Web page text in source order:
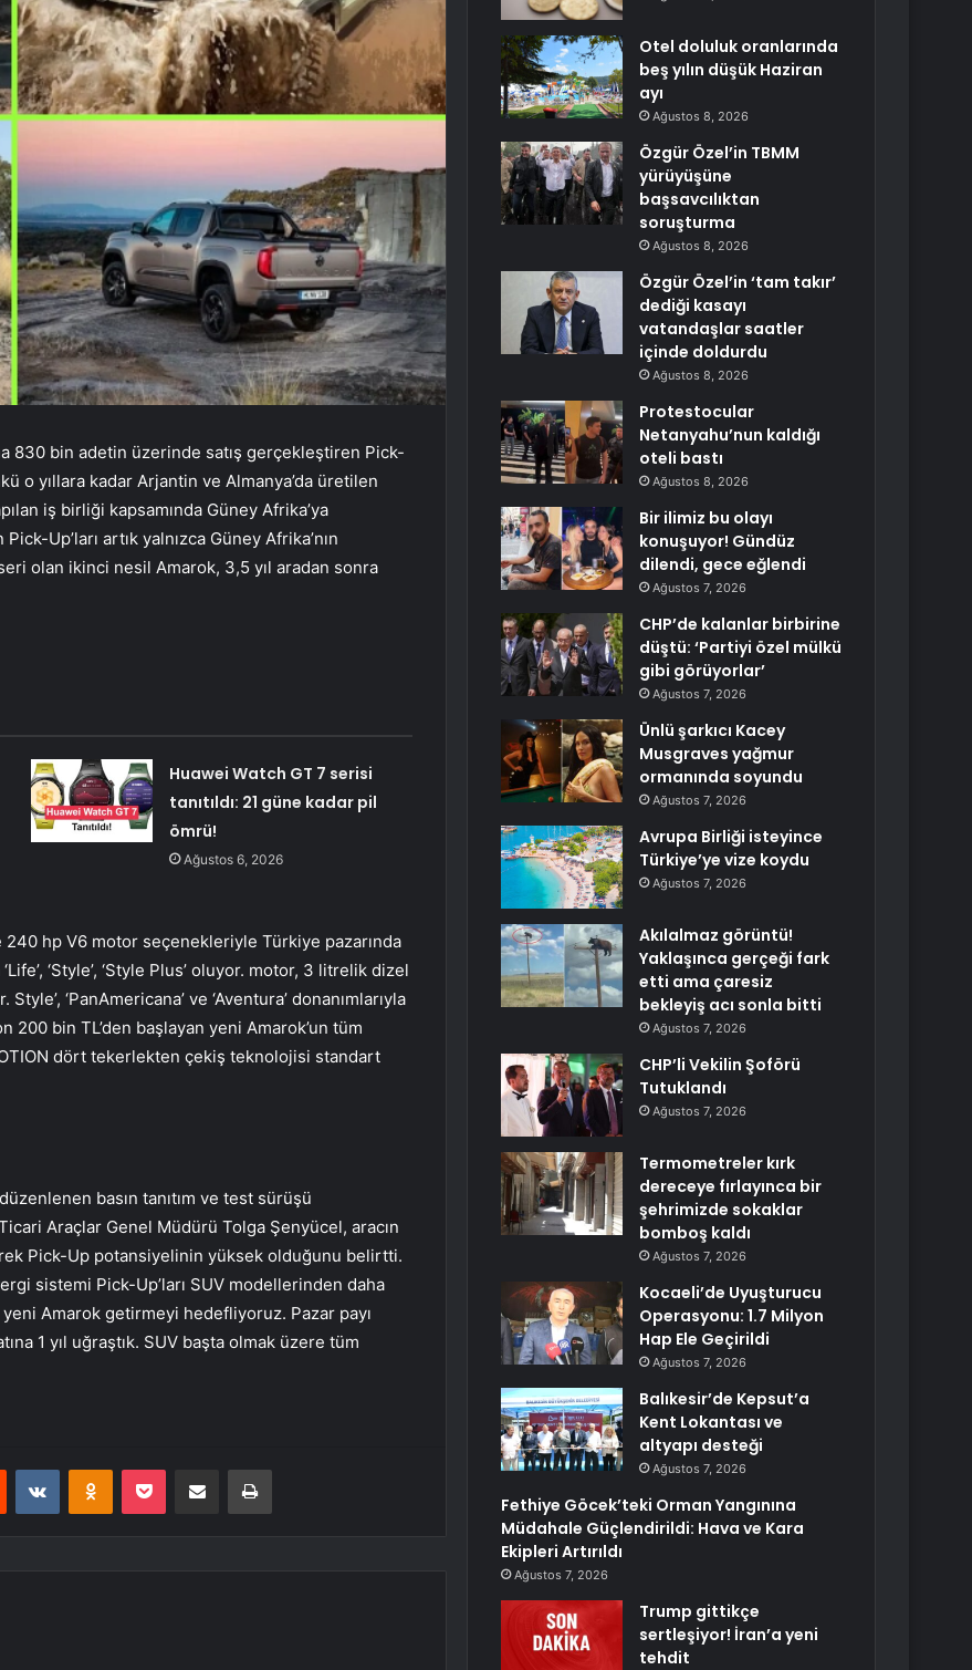
830 bin adetin üzerinde satış gerçekleştiren Pick-
o yıllara kadar Arjantin ve Almanya’da üretilen
iş birliği kapsamında Güney Afrika’ya
Up’ları artık yalnızca Güney Afrika’nın
olan ikinci nesil Amarok, 3,5 yıl aradan sonra
Huawei Watch GT 7 serisi
tanıtıldı: 21 güne kadar pil
ömrü!
Ağustos 6, 2026
hp V6 motor seçenekleriyle Türkiye pazarında
‘Style’, ‘Style Plus’ oluyor. motor, 3 litrelik dizel
‘PanAmericana’ ve ‘Aventura’ donanımlarıyla
200 bin TL’den başlayan yeni Amarok’un tüm
dört tekerlekten çekiş teknolojisi standart
basın tanıtım ve test sürüşü
Araçlar Genel Müdürü Tolga Şenyücel, aracın
Pick-Up potansiyelinin yüksek olduğunu belirtti.
sistemi Pick-Up’ları SUV modellerinden daha
Amarok getirmeyi hedefliyoruz. Pazar payı
1 yıl uğraştık. SUV başta olmak üzere tüm
Reddit VKontakteOdnoklassniki
Pocket E-Posta ile paylaş Yazdır
Otel doluluk oranlarında
beş yılın düşük Haziran
ayı
Ağustos 8, 2026
Özgür Özel’in TBMM
yürüyüşüne
başsavcılıktan
soruşturma
Ağustos 8, 2026
Özgür Özel’in ‘tam takır’
dediği kasayı
vatandaşlar saatler
içinde doldurdu
Ağustos 8, 2026
Protestocular
Netanyahu’nun kaldığı
oteli bastı
Ağustos 8, 2026
Bir ilimiz bu olayı
konuşuyor! Gündüz
dilendi, gece eğlendi
Ağustos 7, 2026
CHP’de kalanlar birbirine
düştü: ‘Partiyi özel mülkü
gibi görüyorlar’
Ağustos 7, 2026
Ünlü şarkıcı Kacey
Musgraves yağmur
ormanında soyundu
Ağustos 7, 2026
Avrupa Birliği isteyince
Türkiye’ye vize koydu
Ağustos 7, 2026
Akılalmaz görüntü!
Yaklaşınca gerçeği fark
etti ama çaresiz
bekleyiş acı sonla bitti
Ağustos 7, 2026
CHP’li Vekilin Şoförü
Tutuklandı
Ağustos 7, 2026
Termometreler kırk
dereceye fırlayınca bir
şehrimizde sokaklar
bomboş kaldı
Ağustos 7, 2026
Kocaeli’de Uyuşturucu
Operasyonu: 1.7 Milyon
Hap Ele Geçirildi
Ağustos 7, 2026
Balıkesir’de Kepsut’a
Kent Lokantası ve
altyapı desteği
Ağustos 7, 2026
Fethiye Göcek’teki Orman Yangınına
Müdahale Güçlendirildi: Hava ve Kara
Ekipleri Artırıldı
Ağustos 7, 2026
Trump gittikçe
sertleşiyor! İran’a yeni
tehdit